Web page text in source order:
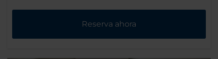
Reserva ahora